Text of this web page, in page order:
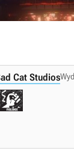
Cat Studios